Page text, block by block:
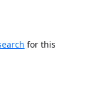
for this